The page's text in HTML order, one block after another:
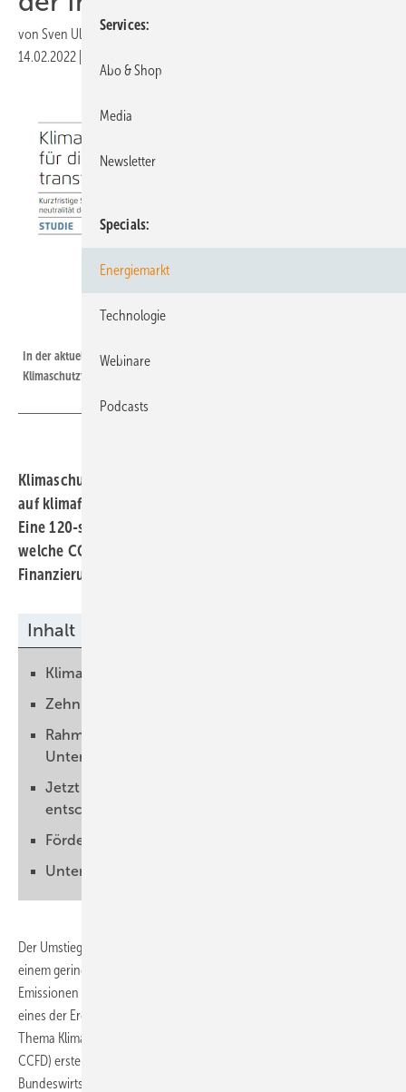
von Sven Ullrich
14.02.2022
In der aktuellen Studie beschreiben die Autoren, wie die
Klimaschutzverträge wirken können und was sie kosten.
Klimaschutzverträge sollen der Industrie dabei helfen,
auf klimafreundliche Produktionsprozesse umzusteigen.
Eine 120-seitige Studie zeigt, wie das funktionieren kann,
welche CO2-Einsparungen möglich sind und wie die
Finanzierung aussehen kann.
Inhalt
Klimafreundliche Produktion anstoßen
Zehn bis 43 Milliarden Euro veranschlagt
Rahmenbedingungen bestimmen die
Unterstützungsskosten
Jetzt über klimafreundliche Produktion
entscheiden
Förderinstrumente bereitstellen
Unternehmen produzieren klimafreundlich
Der Umstieg der Industrie auf klimaneutrale Produktionsverfahren mit
einem geringeren oder ganz ohne CO2-Ausstoß könnte die
Emissionen bis 2030 um mehr als 20 Millionen Tonnen senken. Das ist
eines der Ergebnisse einer Studie, die Agora Energiewende zum
Thema Klimaschutzverträge (Carbon Contracts for Difference –
CCFD) erstellt hat. Solche Verträge hat auch
Bundeswirtschaftsminister Robert Habeck ins Spiel gebracht. Damit
Services
Abo & Shop
Media
Newsletter
Specials
Energiemarkt
Technologie
Webinare
Podcasts